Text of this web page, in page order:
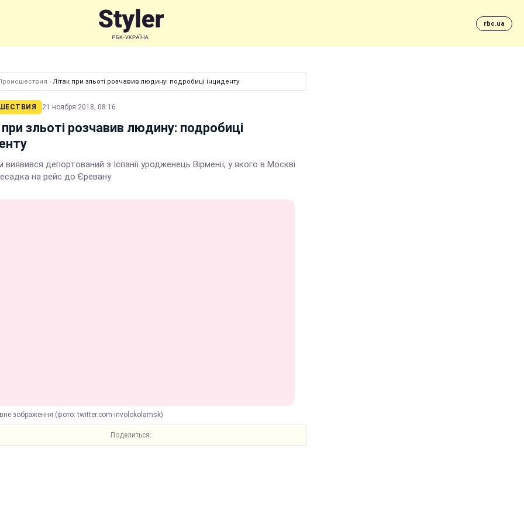
rbc.ua
› Літак при зльоті розчавив людину: подробиці інциденту
21 ноября 2018, 08:16
при зльоті розчавив людину: подробиці
виявився депортований з Іспанії уродженець Вірменії, у якого в Москві
на рейс до Єревану
зображення (фото: twitter.com-involokolamsk)
Поделиться: